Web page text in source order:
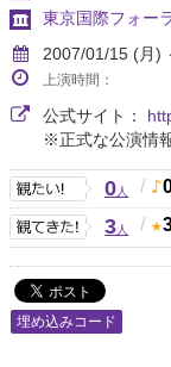
東京国際フォー
2007/01/15 (月)
上演時間：
公式サイト：
※正式な公演情
0人 /
3人 /
埋め込みコード